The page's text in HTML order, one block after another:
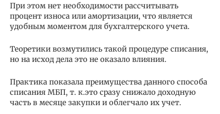
При этом нет необходимости рассчитывать
процент износа или амортизации, что является
удобным моментом для бухгалтерского учета.
Теоретики возмутились такой процедуре списания,
но на исход дела это не оказало влияния.
Практика показала преимущества данного способа
списания МБП, т. к.это сразу снижало доходную
часть в месяце закупки и облегчало их учет.